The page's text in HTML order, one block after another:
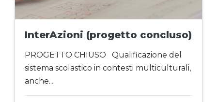
InterAzioni (progetto concluso)
PROGETTO CHIUSO Qualificazione del
sistema scolastico in contesti multiculturali,
anche...